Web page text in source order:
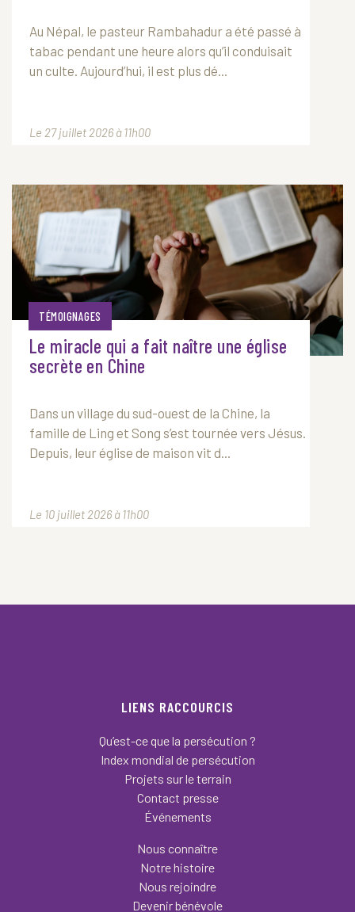
Au Népal, le pasteur Rambahadur a été passé à
tabac pendant une heure alors qu’il conduisait
un culte. Aujourd’hui, il est plus dé...
Le 27 juillet 2026 à 11h00
TÉMOIGNAGES
Le miracle qui a fait naître une église
secrète en Chine
Dans un village du sud-ouest de la Chine, la
famille de Ling et Song s’est tournée vers Jésus.
Depuis, leur église de maison vit d...
Le 10 juillet 2026 à 11h00
LIENS RACCOURCIS
Qu’est-ce que la persécution ?
Index mondial de persécution
Projets sur le terrain
Contact presse
Événements
Nous connaître
Notre histoire
Nous rejoindre
Devenir bénévole